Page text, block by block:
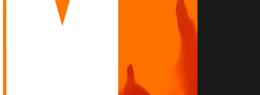
DOOM
HOJE!